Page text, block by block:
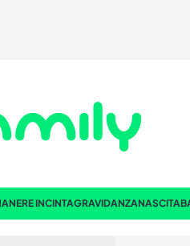
INCINTAGRAVIDANZANASCITA